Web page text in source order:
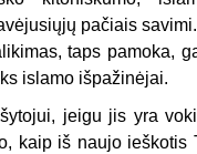
pačiais savimi.
taps pamoka,
islamo išpažinėjai.
jeigu jis yra
kaip iš naujo ieškotis